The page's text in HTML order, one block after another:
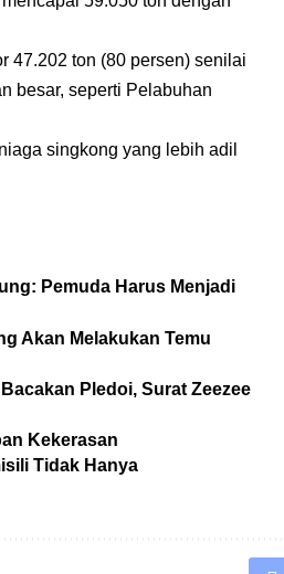
47.202 ton (80 persen) senilai
besar, seperti Pelabuhan
singkong yang lebih adil
Pemuda Harus Menjadi
Akan Melakukan Temu
Pledoi, Surat Zeezee
Kekerasan
Tidak Hanya